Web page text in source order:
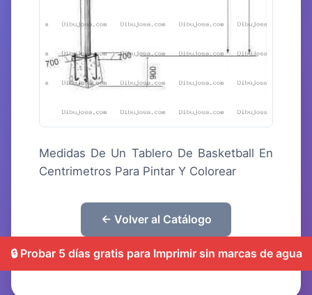
Medidas De Un Tablero De Basketball En
Centrimetros Para Pintar Y Colorear
← Volver al Catálogo
🔒 Probar 5 días gratis para Imprimir sin marcas de agua